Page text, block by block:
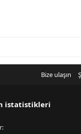
Bize ulaşın
istatistikleri